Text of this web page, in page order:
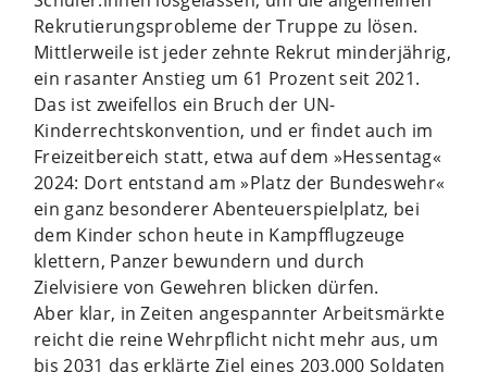
Rekrutierungsprobleme der Truppe zu lösen.
Mittlerweile ist jeder zehnte Rekrut minderjährig,
ein rasanter Anstieg um 61 Prozent seit 2021.
Das ist zweifellos ein Bruch der UN-
Kinderrechtskonvention, und er findet auch im
Freizeitbereich statt, etwa auf dem »Hessentag«
2024: Dort entstand am »Platz der Bundeswehr«
ein ganz besonderer Abenteuerspielplatz, bei
dem Kinder schon heute in Kampfflugzeuge
klettern, Panzer bewundern und durch
Zielvisiere von Gewehren blicken dürfen.
Aber klar, in Zeiten angespannter Arbeitsmärkte
reicht die reine Wehrpflicht nicht mehr aus, um
bis 2031 das erklärte Ziel eines 203.000 Soldaten